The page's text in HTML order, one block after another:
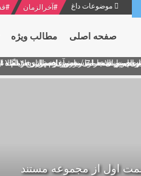
موضوعات داغ #آخرالزمان #
صفحه اصلی مطالب ویژه
۱۳۶۹ امام خامنه ای/ فصل پنجم: حفظ عزّت و کرامت انقلابی
سپهبد محمود منصور افسر ارشد
انتخابات ریاست جمهوری از نگاه
ای در سخنرانی نوروزی خطاب به
خامنه ای به مناسبت آغاز سال ۱۴۰۰
اول از مجموعه مستند